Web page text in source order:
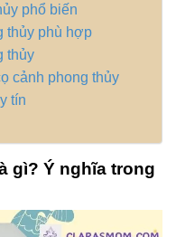
phổ biến
thủy phù hợp
thủy
cảnh phong thủy
tín
gì? Ý nghĩa trong